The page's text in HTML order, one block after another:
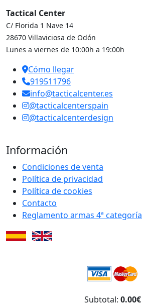
Tactical Center
C/ Florida 1 Nave 14
28670 Villaviciosa de Odón
Lunes a viernes de 10:00h a 19:00h
Cómo llegar
919511796
info@tacticalcenter.es
@tacticalcenterspain
@tacticalcenterdesign
Información
Condiciones de venta
Política de privacidad
Política de cookies
Contacto
Reglamento armas 4ª categoría
Subtotal: 0.00€